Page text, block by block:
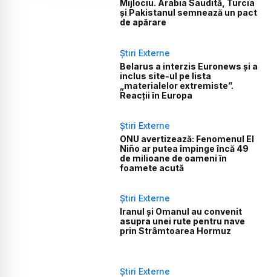
Mijlociu. Arabia Saudită, Turcia
și Pakistanul semnează un pact
de apărare
Știri Externe
Belarus a interzis Euronews și a
inclus site-ul pe lista
„materialelor extremiste”.
Reacții în Europa
Știri Externe
ONU avertizează: Fenomenul El
Niño ar putea împinge încă 49
de milioane de oameni în
foamete acută
Știri Externe
Iranul și Omanul au convenit
asupra unei rute pentru nave
prin Strâmtoarea Hormuz
Știri Externe